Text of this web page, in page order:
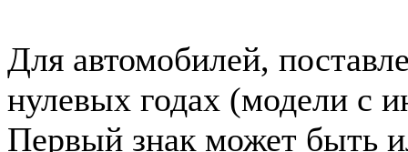
Для автомобилей,
нулевых годах (модели с
Первый знак может быть